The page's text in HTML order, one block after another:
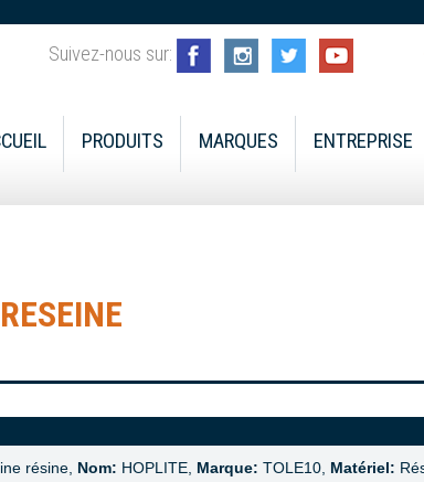
Suivez-nous sur:
PRODUITS MARQUES ENTREPRISE
résine, Nom: HOPLITE, Marque: TOLE10, Matériel: